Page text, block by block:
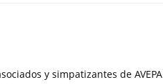
y simpatizantes de AVEPA